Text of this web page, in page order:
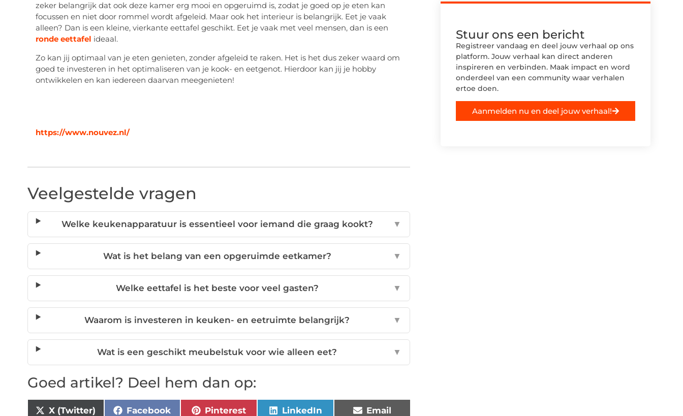
zeker belangrijk dat ook deze kamer erg mooi en opgeruimd is, zodat je goed op je eten kan
focussen en niet door rommel wordt afgeleid. Maar ook het interieur is belangrijk. Eet je vaak
alleen? Dan is een kleine, vierkante eettafel geschikt. Eet je vaak met veel mensen, dan is een
ronde eettafel ideaal.
Zo kan jij optimaal van je eten genieten, zonder afgeleid te raken. Het is het dus zeker waard om
goed te investeren in het optimaliseren van je kook- en eetgenot. Hierdoor kan jij je hobby
ontwikkelen en kan iedereen daarvan meegenieten!
https://www.nouvez.nl/
Veelgestelde vragen
Welke keukenapparatuur is essentieel voor iemand die graag kookt? ▼
Wat is het belang van een opgeruimde eetkamer? ▼
Welke eettafel is het beste voor veel gasten? ▼
Waarom is investeren in keuken- en eetruimte belangrijk? ▼
Wat is een geschikt meubelstuk voor wie alleen eet? ▼
Goed artikel? Deel hem dan op:
X (Twitter) Facebook Pinterest LinkedIn Email
Stuur ons een bericht
Registreer vandaag en deel jouw verhaal op ons
platform. Jouw verhaal kan direct anderen
inspireren en verbinden. Maak impact en word
onderdeel van een community waar verhalen
ertoe doen.
Aanmelden nu en deel jouw verhaal!